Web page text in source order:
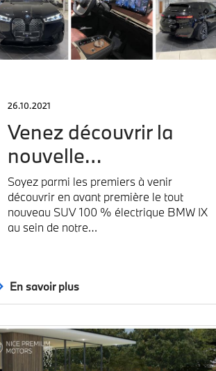
26.10.2021
Venez découvrir la
nouvelle…
Soyez parmi les premiers à venir
découvrir en avant première le tout
nouveau SUV 100 % électrique BMW IX
au sein de notre…
En savoir plus